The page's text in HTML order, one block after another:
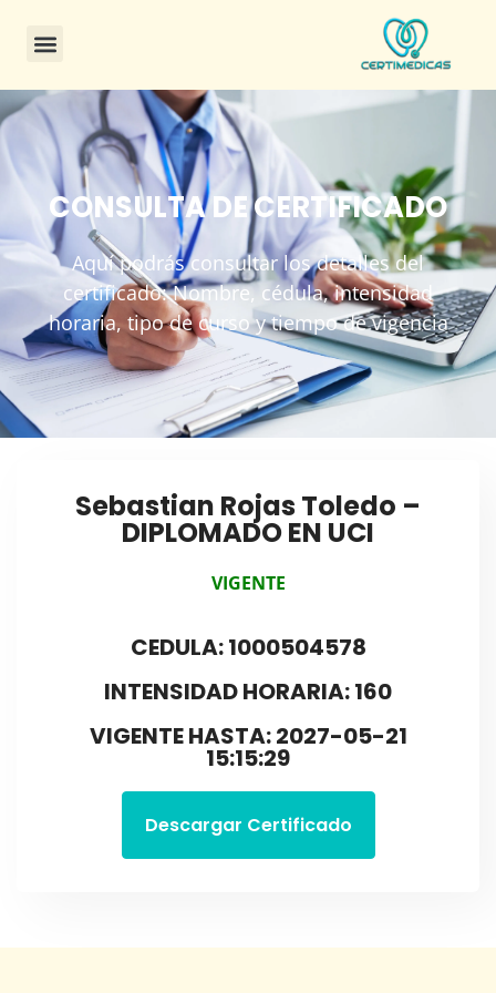
CONSULTA DE CERTIFICADO
Aquí podrás consultar los detalles del
certificado: Nombre, cédula, intensidad
horaria, tipo de curso y tiempo de vigencia
Sebastian Rojas Toledo –
DIPLOMADO EN UCI
VIGENTE
CEDULA: 1000504578
INTENSIDAD HORARIA: 160
VIGENTE HASTA: 2027-05-21
15:15:29
Descargar Certificado